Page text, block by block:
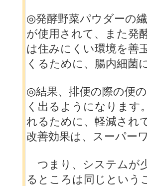
◎発酵野菜パウダーの
が使用されて、また発
は住みにくい環境を善
くるために、腸内細菌
◎結果、排便の際の便
く出るようになります
れるために、軽減され
改善効果は、スーパー
つまり、システムが
るところは同じという